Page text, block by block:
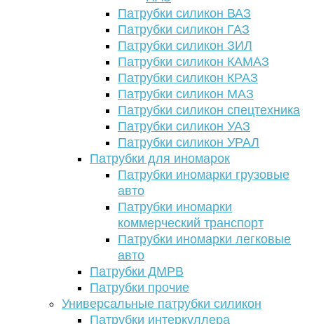
Патрубки силикон ВАЗ
Патрубки силикон ГАЗ
Патрубки силикон ЗИЛ
Патрубки силикон КАМАЗ
Патрубки силикон КРАЗ
Патрубки силикон МАЗ
Патрубки силикон спецтехника
Патрубки силикон УАЗ
Патрубки силикон УРАЛ
Патрубки для иномарок
Патрубки иномарки грузовые
авто
Патрубки иномарки
коммерческий транспорт
Патрубки иномарки легковые
авто
Патрубки ДМРВ
Патрубки прочие
Универсальные патрубки силикон
Патрубки интеркуллера